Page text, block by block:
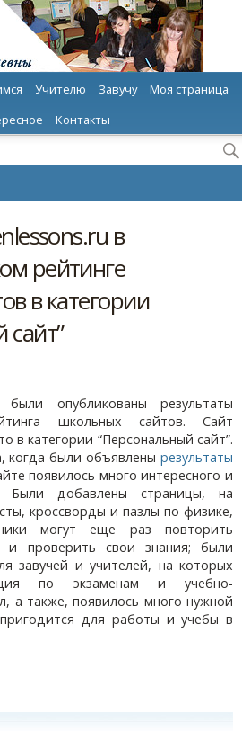
Учителю Завучу
Моя страница
Контакты
в
рейтинге
в категории
опубликованы результаты
школьных сайтов. Сайт
в категории “Персональный сайт”.
когда были объявлены результаты
появилось много интересного и
Были добавлены страницы, на
кроссворды и пазлы по физике,
могут еще раз повторить
и проверить свои знания; были
завучей и учителей, на которых
по экзаменам и учебно-
а также, появилось много нужной
для работы и учебы в